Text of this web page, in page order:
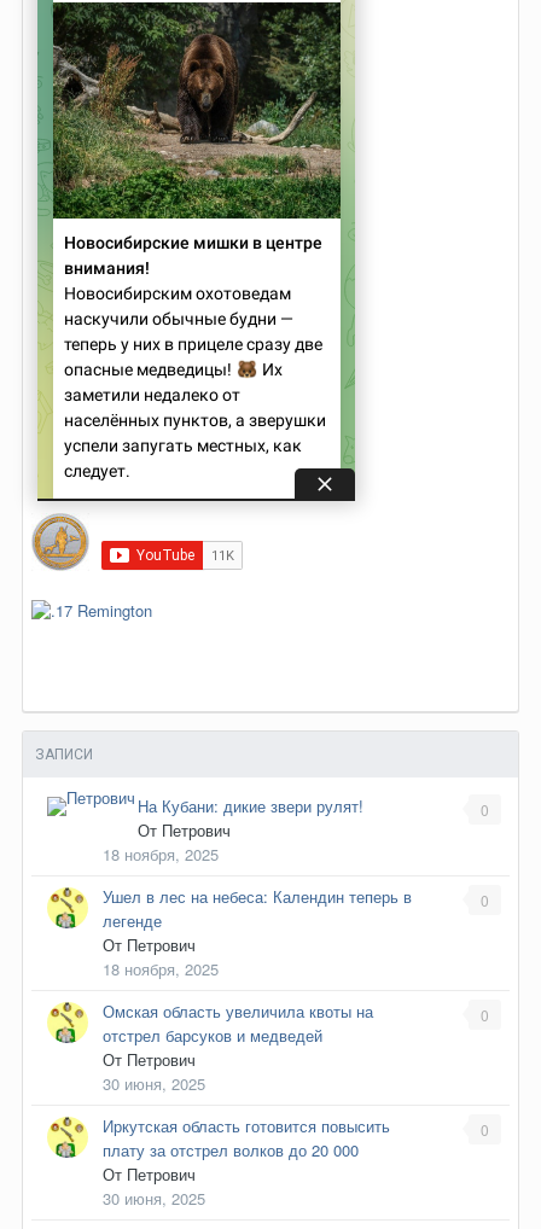
ЗАПИСИ
0
На Кубани: дикие звери рулят!
От Петрович
18 ноября, 2025
0
Ушел в лес на небеса: Календин теперь в
легенде
От Петрович
18 ноября, 2025
0
Омская область увеличила квоты на
отстрел барсуков и медведей
От Петрович
30 июня, 2025
0
Иркутская область готовится повысить
плату за отстрел волков до 20 000
От Петрович
30 июня, 2025